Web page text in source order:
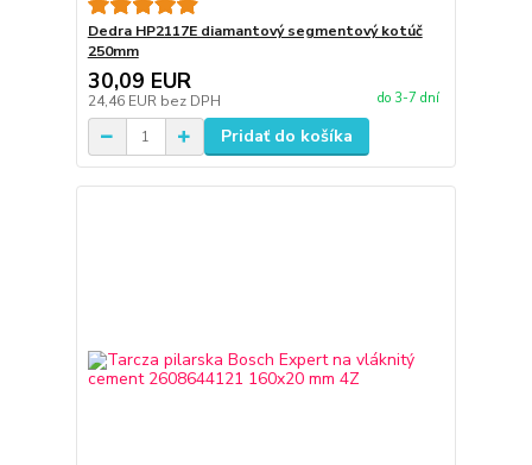
Dedra HP2117E diamantový segmentový kotúč
250mm
30,09 EUR
24,46 EUR bez DPH do 3-7 dní
Pridať do košíka